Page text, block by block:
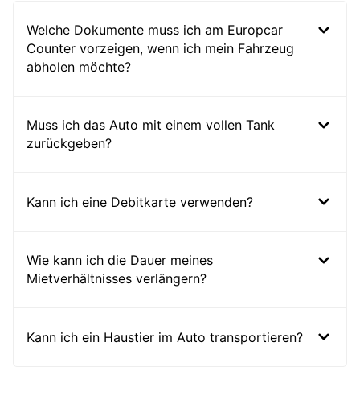
Welche Dokumente muss ich am Europcar
Counter vorzeigen, wenn ich mein Fahrzeug
abholen möchte?
Muss ich das Auto mit einem vollen Tank
zurückgeben?
Kann ich eine Debitkarte verwenden?
Wie kann ich die Dauer meines
Mietverhältnisses verlängern?
Kann ich ein Haustier im Auto transportieren?